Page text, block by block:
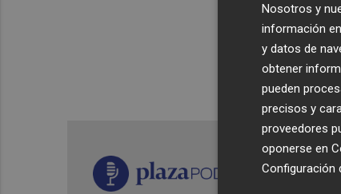
Nosotros y
información
y datos de
obtener
pueden
precisos y
proveedores
oponerse en
Configuración